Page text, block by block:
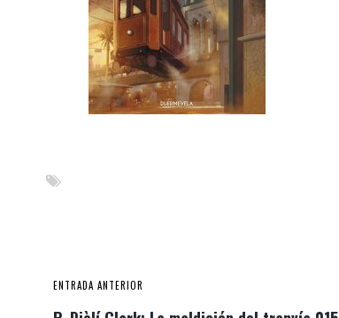
ENTRADA ANTERIOR